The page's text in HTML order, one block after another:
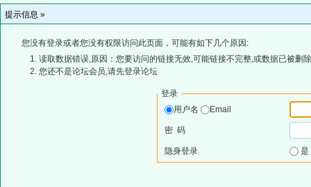
提示信息 »
您没有登录或者您没有权限访问此页面，可能有如下几个原因:
读取数据错误,原因：您要访问的链接无效,可能链接不完整,或数据已被删
您还不是论坛会员,请先登录论坛
登录
用户名
Email
密 码
隐身登录